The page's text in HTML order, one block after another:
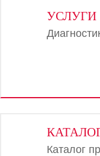
УСЛУГИ
КАТАЛОГ
Каталог